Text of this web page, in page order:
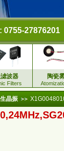
0755-27876201
波器
Filters
陶瓷
晶振